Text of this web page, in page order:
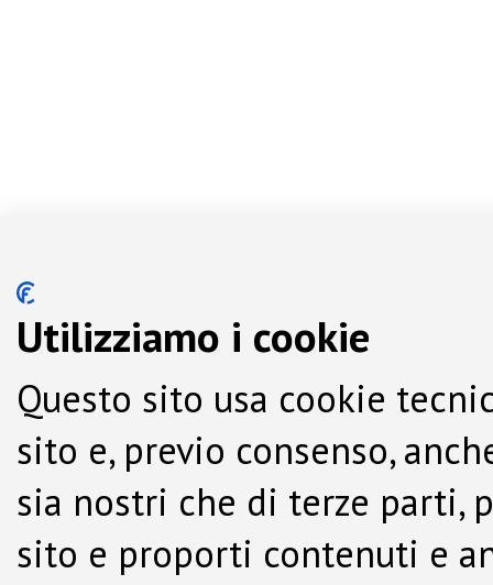
Utilizziamo i cookie
Questo sito usa cookie
sito e, previo consenso,
sia nostri che di terze parti,
sito e proporti contenuti e